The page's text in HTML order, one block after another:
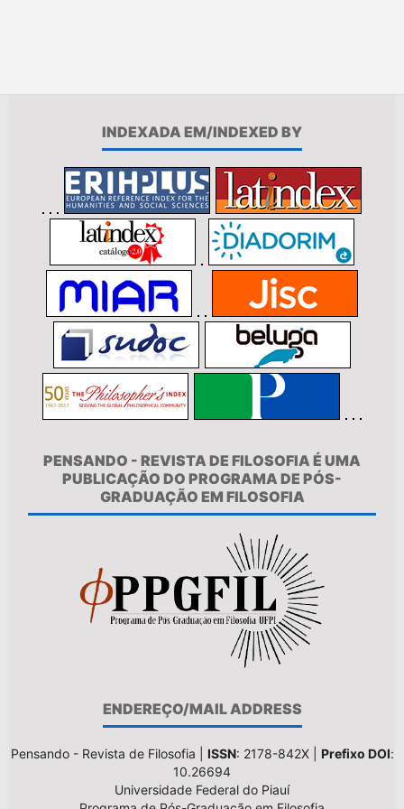
INDEXADA EM/INDEXED BY
PENSANDO - REVISTA DE FILOSOFIA É UMA
PUBLICAÇÃO DO PROGRAMA DE PÓS-
GRADUAÇÃO EM FILOSOFIA
ENDEREÇO/MAIL ADDRESS
Pensando - Revista de Filosofia | ISSN: 2178-842X | Prefixo DOI:
10.26694
Universidade Federal do Piauí